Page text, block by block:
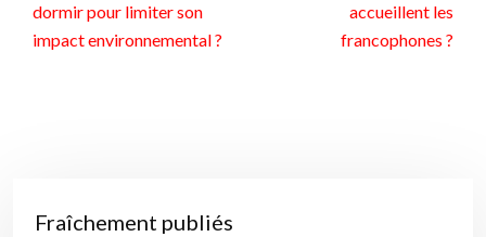
dormir pour limiter son
impact environnemental ?
accueillent les
francophones ?
Fraîchement publiés